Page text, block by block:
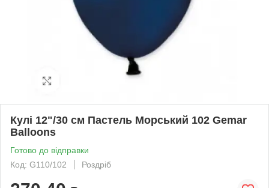
Кулі 12"/30 см Пастель Морський 102 Gemar
Balloons
Готово до відправки
Код: G110/102
Роздріб